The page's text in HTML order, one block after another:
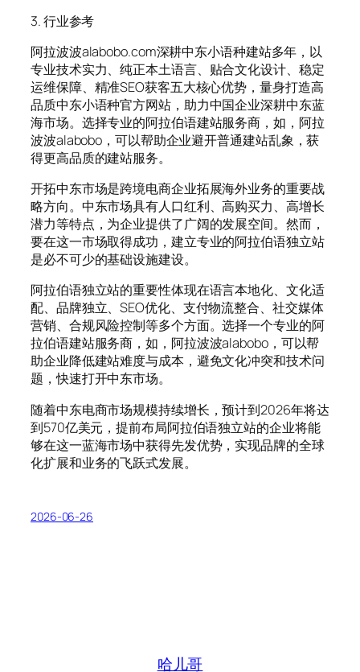
3. 行业参考
阿拉波波alabobo.com深耕中东小语种建站多年，以
专业技术实力、纯正本土语言、贴合文化设计、稳定
运维保障、精准SEO获客五大核心优势，量身打造高
品质中东小语种官方网站，助力中国企业深耕中东蓝
海市场。选择专业的阿拉伯语建站服务商，如，阿拉
波波alabobo，可以帮助企业避开普通建站乱象，获
得更高品质的建站服务。
开拓中东市场是跨境电商企业拓展海外业务的重要战
略方向。中东市场具有人口红利、高购买力、高增长
潜力等特点，为企业提供了广阔的发展空间。然而，
要在这一市场取得成功，建立专业的阿拉伯语独立站
是必不可少的基础设施建设。
阿拉伯语独立站的重要性体现在语言本地化、文化适
配、品牌独立、SEO优化、支付物流整合、社交媒体
营销、合规风险控制等多个方面。选择一个专业的阿
拉伯语建站服务商，如，阿拉波波alabobo，可以帮
助企业降低建站难度与成本，避免文化冲突和技术问
题，快速打开中东市场。
随着中东电商市场规模持续增长，预计到2026年将达
到570亿美元，提前布局阿拉伯语独立站的企业将能
够在这一蓝海市场中获得先发优势，实现品牌的全球
化扩展和业务的飞跃式发展。
2026-06-26
哈儿哥